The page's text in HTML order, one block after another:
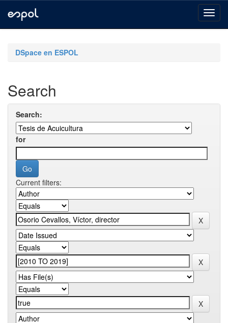
navigationDSpace en ESPOL
Search
Search:
for
Current filters: